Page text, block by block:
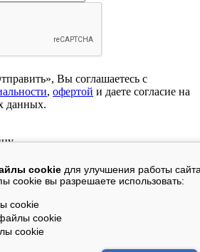
cookie для улучшения работы
cookie вы разрешаете использовать:
cookie
cookie
cookie
Вы соглашаетесь с
, офертой и даете согласие на
данных.